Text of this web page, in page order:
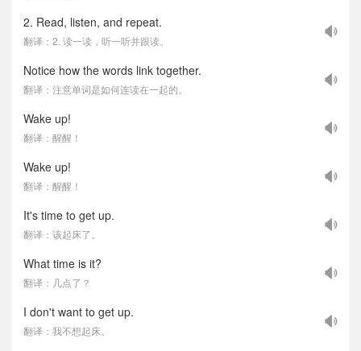
2. Read, listen, and repeat.
翻译：2. 读一读，听一听并跟读。
Notice how the words link together.
翻译：注意单词是如何连读在一起的。
Wake up!
翻译：醒醒！
Wake up!
翻译：醒醒！
It's time to get up.
翻译：该起床了。
What time is it?
翻译：几点了？
I don't want to get up.
翻译：我不想起床。